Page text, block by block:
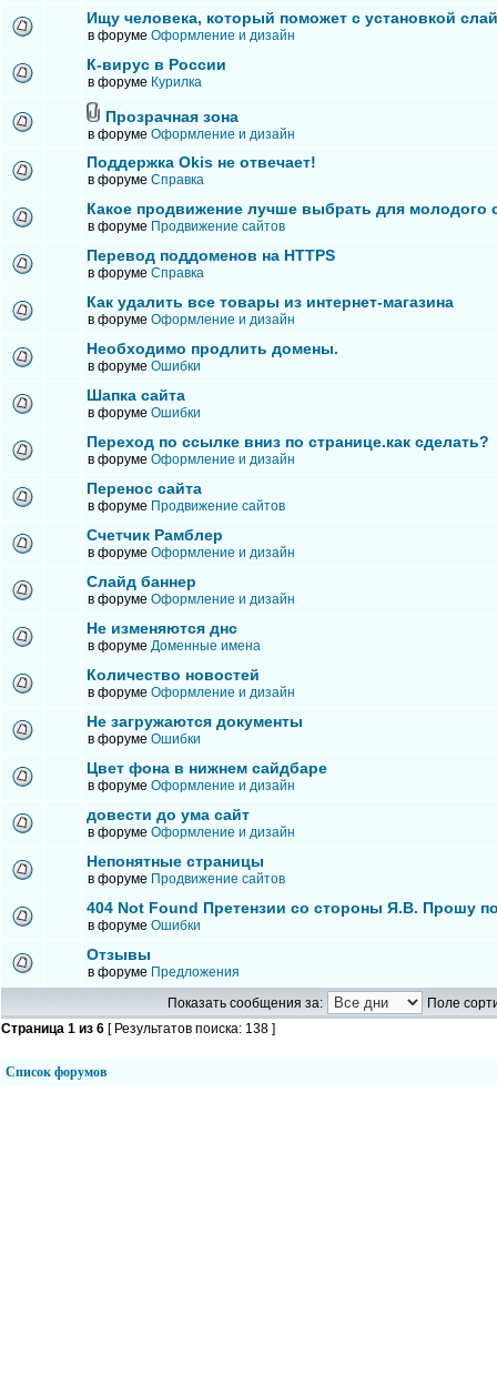
Ищу человека, который поможет с установкой
в форуме Оформление и дизайн
К-вирус в России
в форуме Курилка
Прозрачная зона
в форуме Оформление и дизайн
Поддержка Okis не отвечает!
в форуме Справка
Какое продвижение лучше выбрать для молодого
в форуме Продвижение сайтов
Перевод поддоменов на HTTPS
в форуме Справка
Как удалить все товары из интернет-магазина
в форуме Оформление и дизайн
Необходимо продлить домены.
в форуме Ошибки
Шапка сайта
в форуме Ошибки
Переход по ссылке вниз по странице.как сделать?
в форуме Оформление и дизайн
Перенос сайта
в форуме Продвижение сайтов
Счетчик Рамблер
в форуме Оформление и дизайн
Слайд баннер
в форуме Оформление и дизайн
Не изменяются днс
в форуме Доменные имена
Количество новостей
в форуме Оформление и дизайн
Не загружаются документы
в форуме Ошибки
Цвет фона в нижнем сайдбаре
в форуме Оформление и дизайн
довести до ума сайт
в форуме Оформление и дизайн
Непонятные страницы
в форуме Продвижение сайтов
404 Not Found Претензии со стороны Я.В. Прошу
в форуме Ошибки
Отзывы
в форуме Предложения
Показать сообщения за:
Поле
Страница 1 из 6 [ Результатов поиска: 138 ]
Список форумов